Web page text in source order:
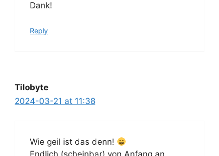
Dank!
Reply
Tilobyte
2024-03-21 at 11:38
Wie geil ist das denn!